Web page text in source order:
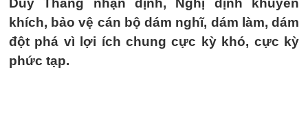
Duy Thăng nhận định, Nghị định khuyến
khích, bảo vệ cán bộ dám nghĩ, dám làm, dám
đột phá vì lợi ích chung cực kỳ khó, cực kỳ
phức tạp.